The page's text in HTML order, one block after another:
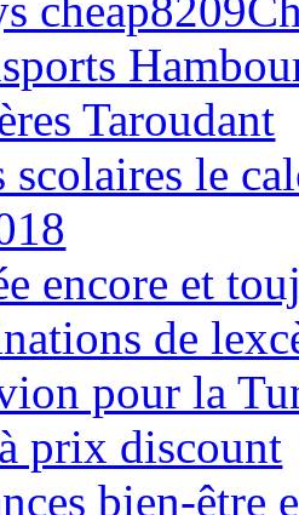
Taroudant
scolaires le
encore et
de
pour la
prix discount
bien-être